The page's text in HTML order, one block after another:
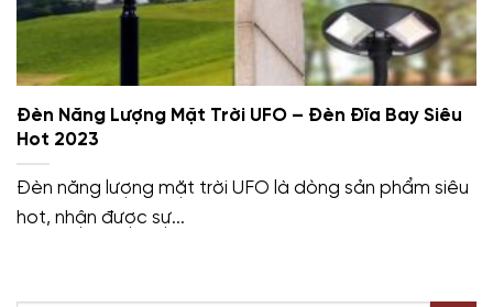
Đèn Năng Lượng Mặt Trời UFO – Đèn Đĩa Bay Siêu
Hot 2023
Đèn năng lượng mặt trời UFO là dòng sản phẩm siêu
hot, nhận được sự...